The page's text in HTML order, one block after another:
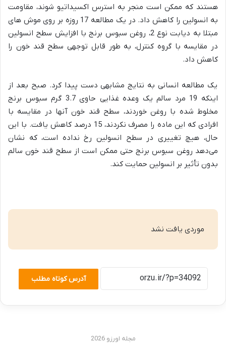
هستند که ممکن است منجر به استرس اکسیداتیو شوند، مقاومت
به انسولین را کاهش داد. در یک مطالعه 17 روزه بر روی موش های
مبتلا به دیابت نوع 2، روغن سبوس برنج با افزایش سطح انسولین
در مقایسه با گروه کنترل، به طور قابل توجهی سطح قند خون را
کاهش داد.
یک مطالعه انسانی به نتایج مشابهی دست پیدا کرد. صبح بعد از
اینکه 19 مرد سالم یک وعده غذایی حاوی 3.7 گرم سبوس برنج
مخلوط شده با روغن خوردند، سطح قند خون آنها در مقایسه با
افرادی که این ماده را مصرف نکردند، 15 درصد کاهش یافت. با این
حال، هیچ تغییری در سطح انسولین رخ نداده است، که نشان
می‌دهد روغن سبوس برنج حتی ممکن است از سطح قند خون سالم
بدون تأثیر بر انسولین حمایت کند.
موردی یافت نشد
آدرس کوتاه مطلب
مجله اورزو 2026